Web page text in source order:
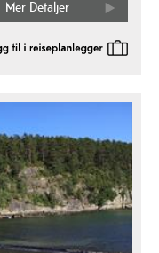
Mer Detaljer